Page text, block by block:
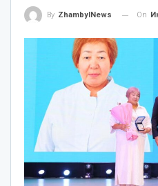
By ZhambylNews On